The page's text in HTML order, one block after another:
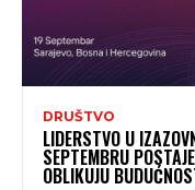
DRUŠTVO
LIDERSTVO U
SEPTEMBRU
OBLIKUJU